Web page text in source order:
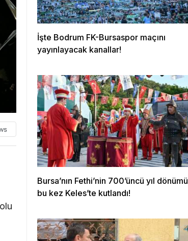
İşte Bodrum FK-Bursaspor maçını
yayınlayacak kanallar!
Bursa’nın Fethi’nin 700’üncü yıl dönümü
bu kez Keles’te kutlandı!